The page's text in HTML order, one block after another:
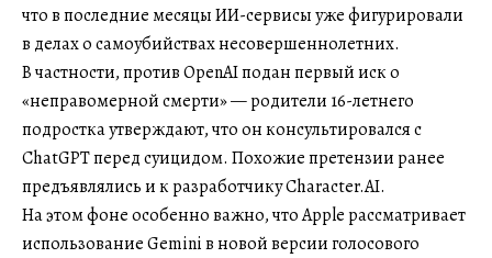
что в последние месяцы ИИ-сервисы уже фигурировали
в делах о самоубийствах несовершеннолетних.
В частности, против OpenAI подан первый иск о
«неправомерной смерти» — родители 16-летнего
подростка утверждают, что он консультировался с
ChatGPT перед суицидом. Похожие претензии ранее
предъявлялись и к разработчику Character.AI.
На этом фоне особенно важно, что Apple рассматривает
использование Gemini в новой версии голосового